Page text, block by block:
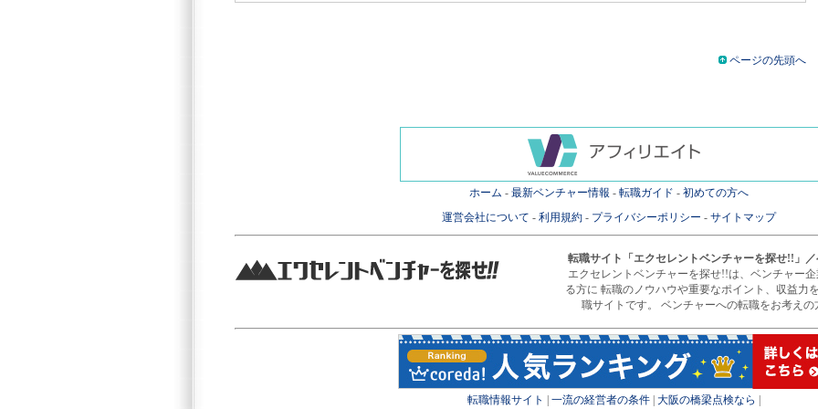
ページの先頭へ
ホーム - 最新ベンチャー情報 - 転職ガイド - 初めての方へ
運営会社について - 利用規約 - プライバシーポリシー - サイトマップ
転職サイト
「エクセレントベンチャーを探せ!!」
エクセレントベンチャーを探せ!!は、ベンチャー
る方に 転職のノウハウや重要なポイント、収益力
職サイトです。 ベンチャーへの転職をお考え
転職情報サイト 一流の経営者の条件| 大阪の橋梁点検なら